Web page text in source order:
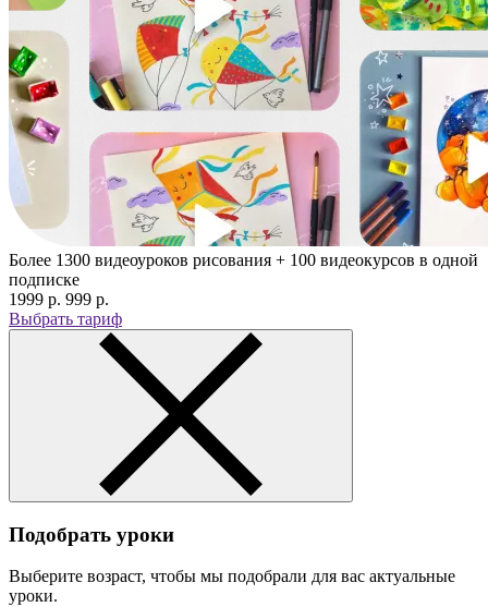
Более 1300 видеоуроков рисования + 100 видеокурсов в одной
подписке
1999 p. 999 p.
Выбрать тариф
Подобрать уроки
Выберите возраст, чтобы мы подобрали для вас актуальные
уроки.